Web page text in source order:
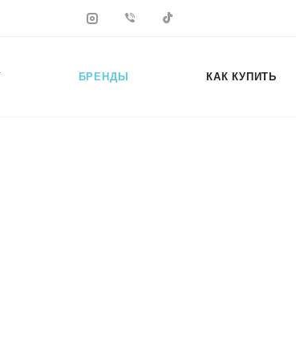
БРЕНДЫ КАК КУПИТЬ